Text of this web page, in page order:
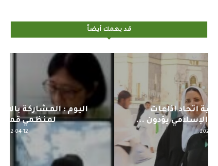
قد يهمك أيضاً
اليوم : المشاركة بالاجتماع التحضيري
لمنظمي قمة اسيا...